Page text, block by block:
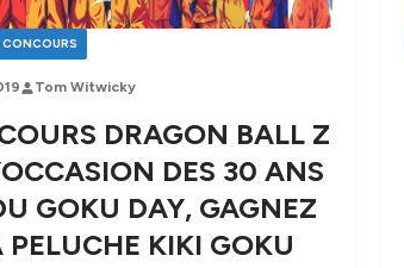
CONCOURS
Tom Witwicky
DRAGON BALL Z
DES 30 ANS
GOKU DAY, GAGNEZ
PELUCHE KIKI GOKU